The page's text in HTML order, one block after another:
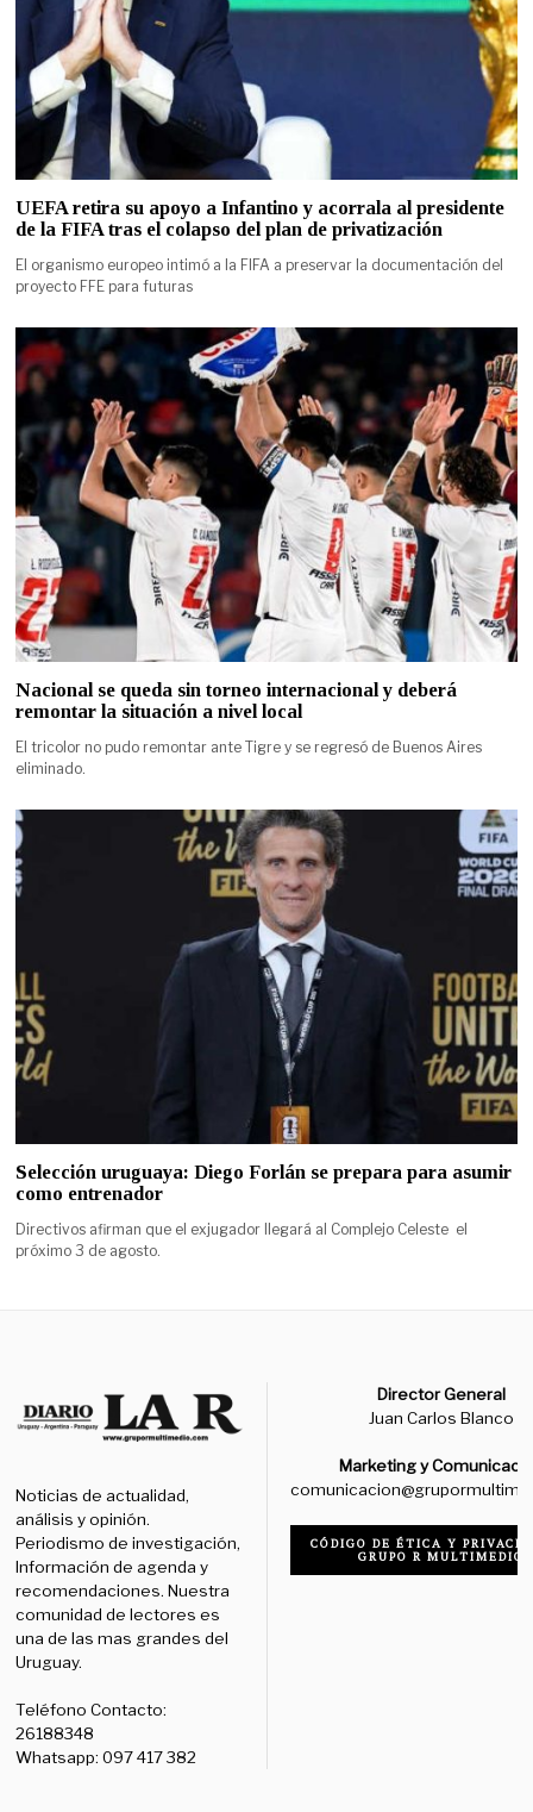
UEFA retira su apoyo a Infantino y acorrala al presidente
de la FIFA tras el colapso del plan de privatización
El organismo europeo intimó a la FIFA a preservar la documentación del
proyecto FFE para futuras
Nacional se queda sin torneo internacional y deberá
remontar la situación a nivel local
El tricolor no pudo remontar ante Tigre y se regresó de Buenos Aires
eliminado.
Selección uruguaya: Diego Forlán se prepara para asumir
como entrenador
Directivos afirman que el exjugador llegará al Complejo Celeste el
próximo 3 de agosto.
Noticias de actualidad,
análisis y opinión.
Periodismo de investigación,
Información de agenda y
recomendaciones. Nuestra
comunidad de lectores es
una de las mas grandes del
Uruguay.
Teléfono Contacto:
26188348
Whatsapp: 097 417 382
Director General
Juan Carlos Blanco
Marketing y
CÓDIGO DE ÉTICA Y
GRUPO R MULTIMEDIO